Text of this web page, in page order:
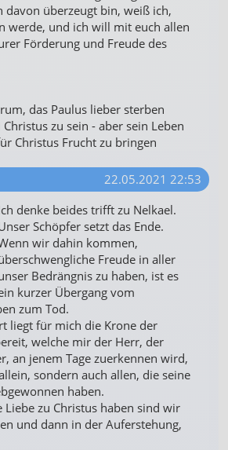
davon überzeugt bin, weiß ich,
werde, und ich will mit euch allen
Förderung und Freude des
das Paulus lieber sterben
zu sein - aber sein Leben
Christus Frucht zu bringen
22.05.2021 22:53
denke beides trifft zu Nelkael.
Schöpfer setzt das Ende.
wir dahin kommen,
Freude in aller
Bedrängnis zu haben, ist es
kurzer Übergang vom
zum Tod.
liegt für mich die Krone der
welche mir der Herr, der
an jenem Tage zuerkennen wird,
sondern auch allen, die seine
haben.
Liebe zu Christus haben sind wir
und dann in der Auferstehung,